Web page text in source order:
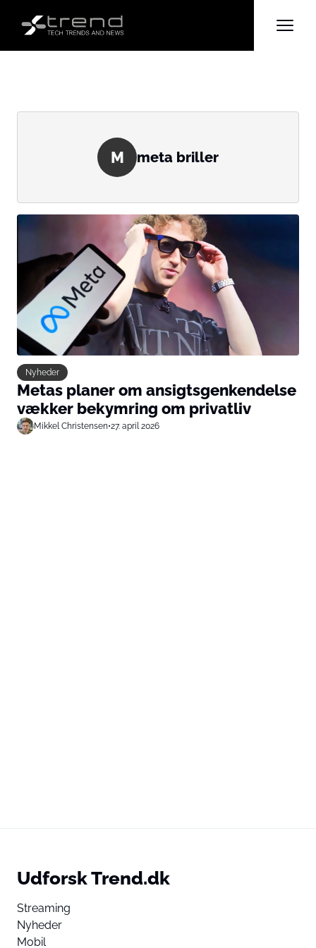
M meta briller
Nyheder
Metas planer om ansigtsgenkendelse
vækker bekymring om privatliv
Mikkel Christensen•27. april 2026
Udforsk Trend.dk
Streaming
Nyheder
Mobil